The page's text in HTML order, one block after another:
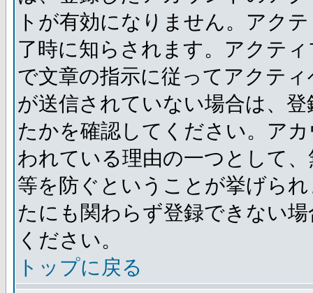
トが有効になりません。アク
了時に知らされます。アクテ
で文章の指示に従ってアクテ
が送信されていない場合は、
たかを確認してください。ア
われている理由の一つとして
等を防ぐということが挙げら
たにも関わらず登録できない
ください。
トップに戻る